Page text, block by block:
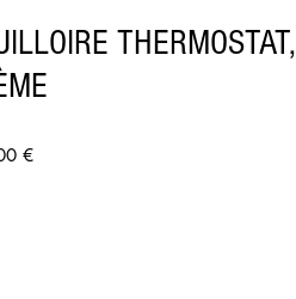
THERMOSTAT,
€Prix